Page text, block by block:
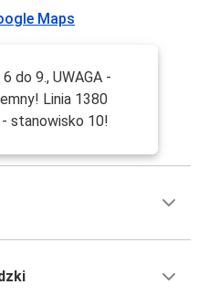
Maps
do 9., UWAGA -
Linia 1380
- stanowisko 10!